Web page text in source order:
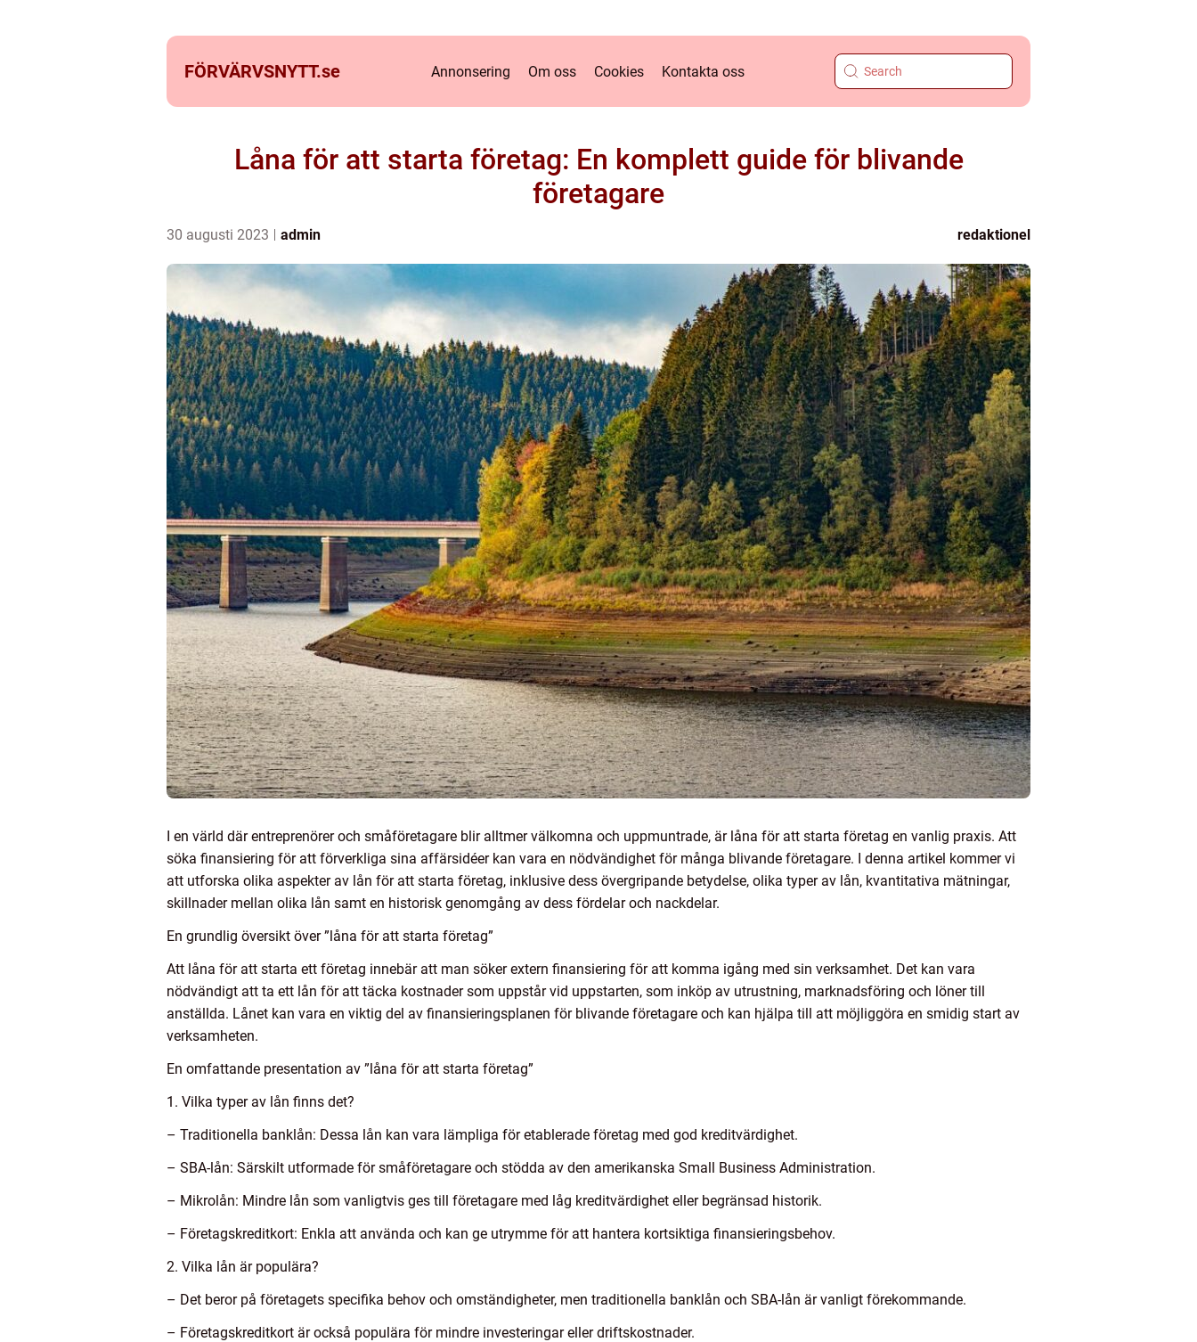
FÖRVÄRVSNYTT.se Annonsering Om oss Cookies Kontakta oss
Låna för att starta företag: En komplett guide för blivande
företagare
30 augusti 2023 admin redaktionel
I en värld där entreprenörer och småföretagare blir alltmer välkomna och uppmuntrade, är låna för att starta företag en vanlig praxis. Att
söka finansiering för att förverkliga sina affärsidéer kan vara en nödvändighet för många blivande företagare. I denna artikel kommer vi
att utforska olika aspekter av lån för att starta företag, inklusive dess övergripande betydelse, olika typer av lån, kvantitativa mätningar,
skillnader mellan olika lån samt en historisk genomgång av dess fördelar och nackdelar.
En grundlig översikt över ”låna för att starta företag”
Att låna för att starta ett företag innebär att man söker extern finansiering för att komma igång med sin verksamhet. Det kan vara
nödvändigt att ta ett lån för att täcka kostnader som uppstår vid uppstarten, som inköp av utrustning, marknadsföring och löner till
anställda. Lånet kan vara en viktig del av finansieringsplanen för blivande företagare och kan hjälpa till att möjliggöra en smidig start av
verksamheten.
En omfattande presentation av ”låna för att starta företag”
1. Vilka typer av lån finns det?
– Traditionella banklån: Dessa lån kan vara lämpliga för etablerade företag med god kreditvärdighet.
– SBA-lån: Särskilt utformade för småföretagare och stödda av den amerikanska Small Business Administration.
– Mikrolån: Mindre lån som vanligtvis ges till företagare med låg kreditvärdighet eller begränsad historik.
– Företagskreditkort: Enkla att använda och kan ge utrymme för att hantera kortsiktiga finansieringsbehov.
2. Vilka lån är populära?
– Det beror på företagets specifika behov och omständigheter, men traditionella banklån och SBA-lån är vanligt förekommande.
– Företagskreditkort är också populära för mindre investeringar eller driftskostnader.